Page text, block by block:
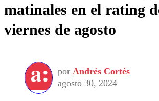
matinales en el rating
viernes de agosto
por Andrés Cortés
agosto 30, 2024